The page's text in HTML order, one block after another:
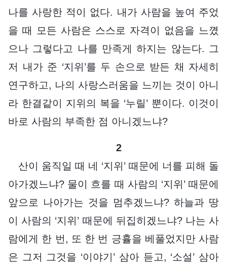
나를 사랑한 적이 없다. 내가 사람을 높여 주었
을 때 모든 사람은 스스로 자격이 없음을 느꼈
으나 그렇다고 나를 만족게 하지는 않는다. 그
저 내가 준 ‘지위’를 두 손으로 받든 채 자세히
연구하고, 나의 사랑스러움을 느끼는 것이 아니
라 한결같이 지위의 복을 ‘누릴’ 뿐이다. 이것이
바로 사람의 부족한 점 아니겠느냐?
2
산이 움직일 때 네 ‘지위’ 때문에 너를 피해 돌
아가겠느냐? 물이 흐를 때 사람의 ‘지위’ 때문에
앞으로 나아가는 것을 멈추겠느냐? 하늘과 땅
이 사람의 ‘지위’ 때문에 뒤집히겠느냐? 나는 사
람에게 한 번, 또 한 번 긍휼을 베풀었지만 사람
은 그저 그것을 ‘이야기’ 삼아 듣고, ‘소설’ 삼아